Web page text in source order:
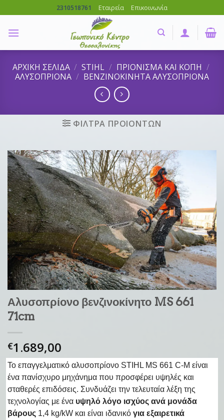
to
content
2310518761 Εταιρεία Επικοινωνία
ΑΡΧΙΚΗ ΣΕΛΙΔΑ / STIHL / ΠΡΙΟΝΙΣΜΑ ΚΑΙ ΚΟΠΗ /
ΑΛΥΣΟΠΡΙΟΝΑ / ΒΕΝΖΙΝΟΚΙΝΗΤΑ ΑΛΥΣΟΠΡΙΟΝΑ
ΦΙΛΤΡΑ ΠΡΟΙΟΝΤΩΝ
Αλυσοπρίονο βενζινοκίνητο MS 661
71cm
€1.689,00
Το επαγγελματικό αλυσοπρίονο STIHL MS 661 C-M είναι
ένα πανίσχυρο μηχάνημα που προσφέρει υψηλές και
σταθερές επιδόσεις. Συνδυάζει την τελευταία λέξη της
τεχνολογίας με ένα υψηλό λόγο ισχύος ανά μονάδα
βάρους 1,4 kg/kW και είναι ιδανικό για εξαιρετικά